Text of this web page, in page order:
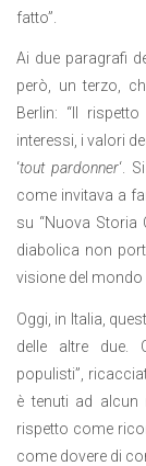
fatto”.
Ai due paragrafi
però, un terzo,
Berlin: “Il
interessi, i valori
‘tout pardonner‘.
come invitava a
su “Nuova Storia
diabolica non
visione del mondo
Oggi, in Italia,
delle altre due.
populisti”,
è tenuti ad
rispetto come
come dovere di